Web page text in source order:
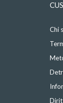
Chi